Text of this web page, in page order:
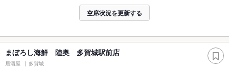
空席状況を更新する
まぼろし海鮮 陸奥 多賀城駅前店
居酒屋 多賀城